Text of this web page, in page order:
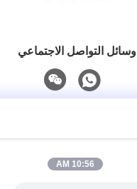
وسائل التواصل الاجتماعي
10:56 AM